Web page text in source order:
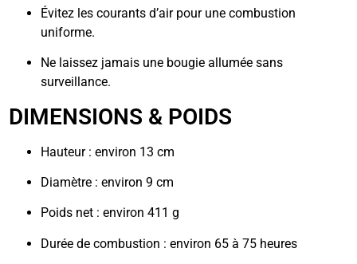
Évitez les courants d’air pour une combustion
uniforme.
Ne laissez jamais une bougie allumée sans
surveillance.
DIMENSIONS & POIDS
Hauteur : environ 13 cm
Diamètre : environ 9 cm
Poids net : environ 411 g
Durée de combustion : environ 65 à 75 heures